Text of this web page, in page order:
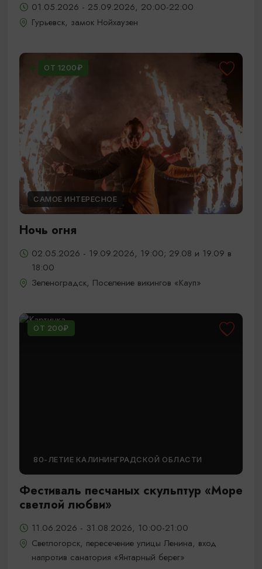
01.05.2026 - 25.09.2026, 20:00-22:00
Гурьевск, замок Нойхаузен
ОТ 1200₽
САМОЕ ИНТЕРЕСНОЕ
Ночь огня
02.05.2026 - 19.09.2026, 19:00; 29.08 и 19.09 в
18:00
Зеленоградск, Поселение викингов «Кауп»
ОТ 200₽
80-ЛЕТИЕ КАЛИНИНГРАДСКОЙ ОБЛАСТИ
Фестиваль песчаных скульптур «Море
светлой любви»
11.06.2026 - 31.08.2026, 10:00-21:00
Светлогорск, пересечение улицы Ленина, вход
напротив санатория «Янтарный берег»